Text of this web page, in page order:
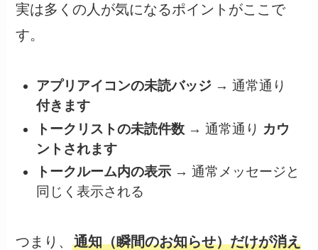
実は多くの人が気になるポイントがここで
す。
アプリアイコンの未読バッジ→ 通常通り
付きます
トークリストの未読件数→ 通常通り カウ
ントされます
トークルーム内の表示→ 通常メッセージと
同じく表示される
つまり、通知（瞬間のお知らせ）だけが消え